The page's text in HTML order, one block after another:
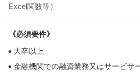
Excel関数等）
《必須要件》
大卒以上
金融機関での融資業務又はサービサ